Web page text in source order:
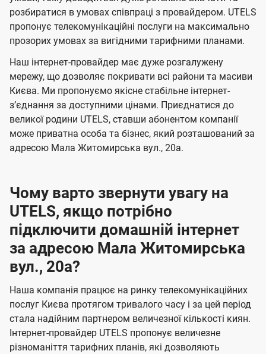
і
ї
U
t
e
l
s
б
а
ч
е
н
н
я
м
б
а
ч
е
н
н
я
м
розбиратися в умовах співпраці з провайдером. UTELS
пропонує телекомунікаційні послуги на максимально
прозорих умовах за вигідними тарифними планами.
Наш інтернет-провайдер має дуже розгалужену
мережу, що дозволяє покривати всі райони та масиви
Києва. Ми пропонуємо якісне стабільне інтернет-
зʼєднання за доступними цінами. Приєднатися до
великої родини UTELS, ставши абонентом компанії
може приватна особа та бізнес, який розташований за
адресою Мала Житомирська вул., 20а.
Чому варто звернути увагу на
UTELS, якщо потрібно
підключити домашній інтернет
за адресою Мала Житомирська
вул., 20а?
Наша компанія працює на ринку телекомунікаційних
послуг Києва протягом тривалого часу і за цей період
стала надійним партнером величезної кількості киян.
Інтернет-провайдер UTELS пропонує величезне
різноманіття тарифних планів, які дозволяють